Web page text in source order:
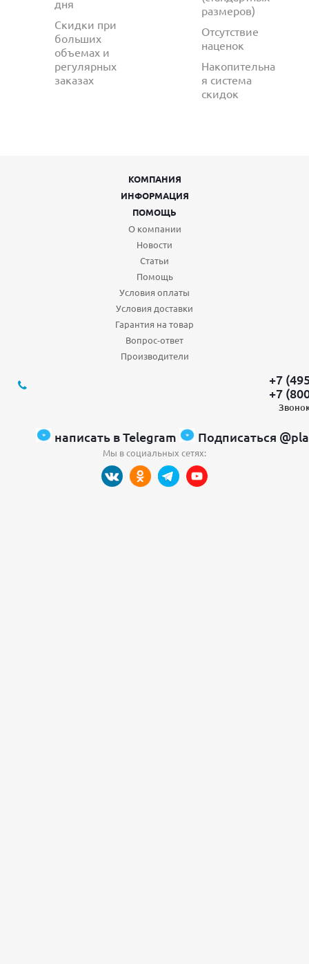
дня
Скидки при
больших
объемах и
регулярных
заказах
размеров)
Отсутствие
наценок
Накопительна
я система
скидок
КОМПАНИЯ
ИНФОРМАЦИЯ
ПОМОЩЬ
О компании
Новости
Статьи
Помощь
Условия оплаты
Условия доставки
Гарантия на товар
Вопрос-ответ
Производители
+7
+7
написать в Telegram Подписаться
Мы в социальных сетях: